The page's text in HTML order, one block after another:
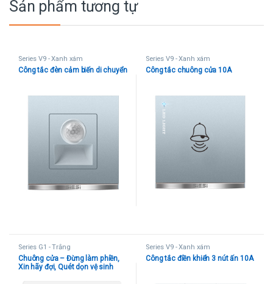
Sản phẩm tương tự
Series V9 - Xanh xám
Công tắc đèn cảm biến di chuyển
Series V9 - Xanh xám
Công tắc chuông cửa 10A
Series G1 - Trắng
Chuông cửa – Đừng làm phiền,
Xin hãy đợi, Quét dọn vệ sinh
Series V9 - Xanh xám
Công tắc điền khiển 3 nút ấn 10A